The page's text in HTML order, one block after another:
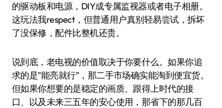
的驱动板和电源，DIY成专属监视器或者电子相册。
这玩法我respect，但普通用户真别轻易尝试，拆坏
了没保修，配件比整机还贵。
说到底，老电视的价值取决于你要什么。如果你追
求的是"能亮就行"，那二手市场确实能淘到便宜货。
但如果你想要的是稳定的画质、跟得上时代的接
口、以及未来三五年的安心使用，那省下的那几百